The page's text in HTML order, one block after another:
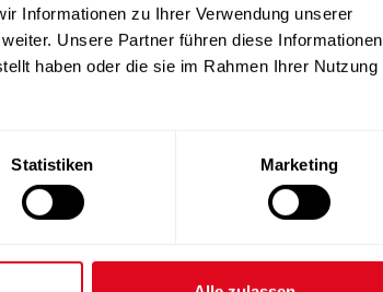
Informationen zu Ihrer Verwendung unserer
Unsere Partner führen diese Informationen
haben oder die sie im Rahmen Ihrer Nutzung
Statistiken Marketing